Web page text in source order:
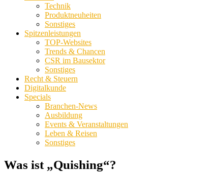
Technik
Produktneuheiten
Sonstiges
Spitzenleistungen
TOP-Websites
Trends & Chancen
CSR im Bausektor
Sonstiges
Recht & Steuern
Digitalkunde
Specials
Branchen-News
Ausbildung
Events & Veranstaltungen
Leben & Reisen
Sonstiges
Was ist „Quishing“?